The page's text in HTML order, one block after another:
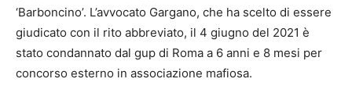
‘Barboncino’. L’avvocato Gargano, che ha scelto di essere
giudicato con il rito abbreviato, il 4 giugno del 2021 è
stato condannato dal gup di Roma a 6 anni e 8 mesi per
concorso esterno in associazione mafiosa.